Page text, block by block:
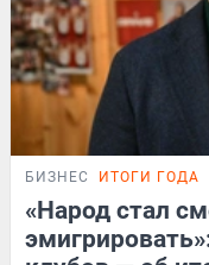
БИЗНЕС ИТОГИ ГОДА
«Народ стал